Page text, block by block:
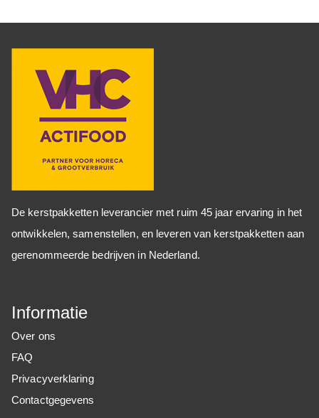
De kerstpakketten leverancier met ruim 45 jaar ervaring in het
ontwikkelen, samenstellen, en leveren van kerstpakketten aan
gerenommeerde bedrijven in Nederland.
Informatie
Over ons
FAQ
Privacyverklaring
Contactgegevens